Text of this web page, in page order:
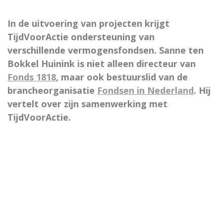
In de uitvoering van projecten krijgt
TijdVoorActie ondersteuning van
verschillende vermogensfondsen. Sanne ten
Bokkel Huinink is niet alleen directeur van
Fonds 1818, maar ook bestuurslid van de
brancheorganisatie Fondsen in Nederland. Hij
vertelt over zijn samenwerking met
TijdVoorActie.